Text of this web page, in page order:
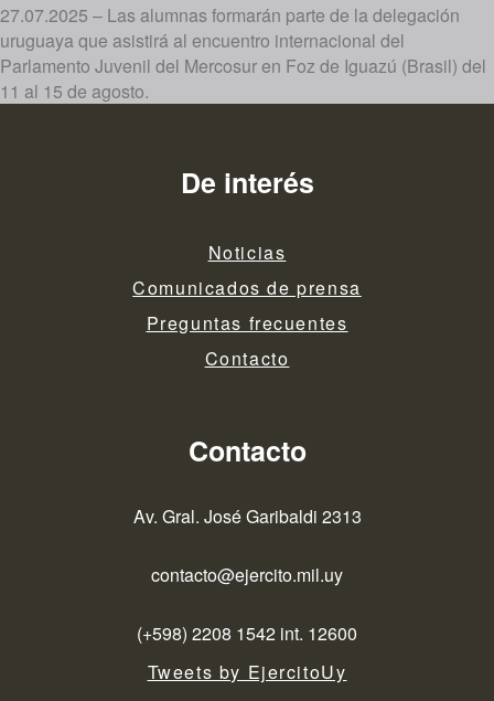
27.07.2025 – Las alumnas formarán parte de la delegación
uruguaya que asistirá al encuentro internacional del
Parlamento Juvenil del Mercosur en Foz de Iguazú (Brasil) del
11 al 15 de agosto.
De interés
Noticias
Comunicados de prensa
Preguntas frecuentes
Contacto
Contacto
Av. Gral. José Garibaldi 2313
contacto@ejercito.mil.uy
(+598) 2208 1542 int. 12600
Tweets by EjercitoUy